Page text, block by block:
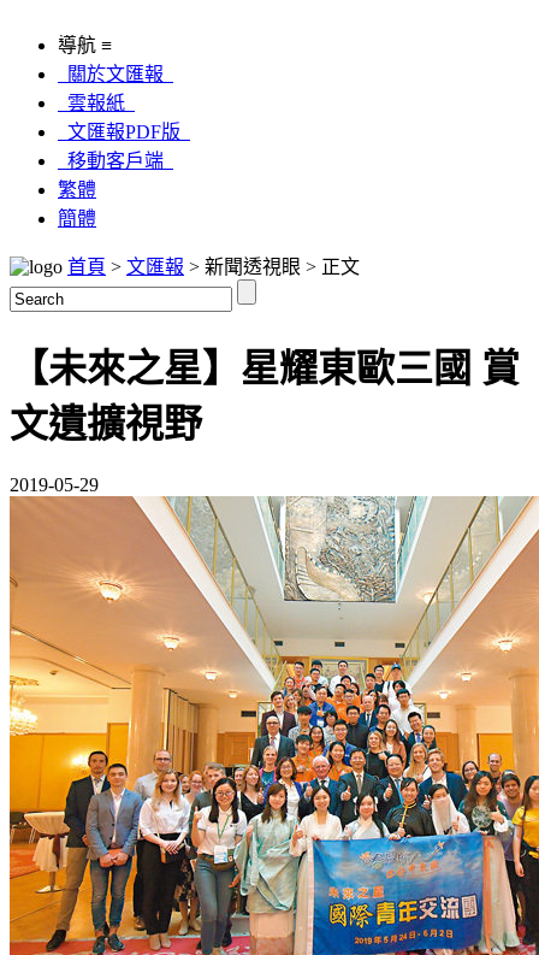
導航 ≡
關於文匯報
雲報紙
文匯報PDF版
移動客戶端
繁體
簡體
首頁 > 文匯報 > 新聞透視眼 > 正文
【未來之星】星耀東歐三國 賞
文遺擴視野
2019-05-29